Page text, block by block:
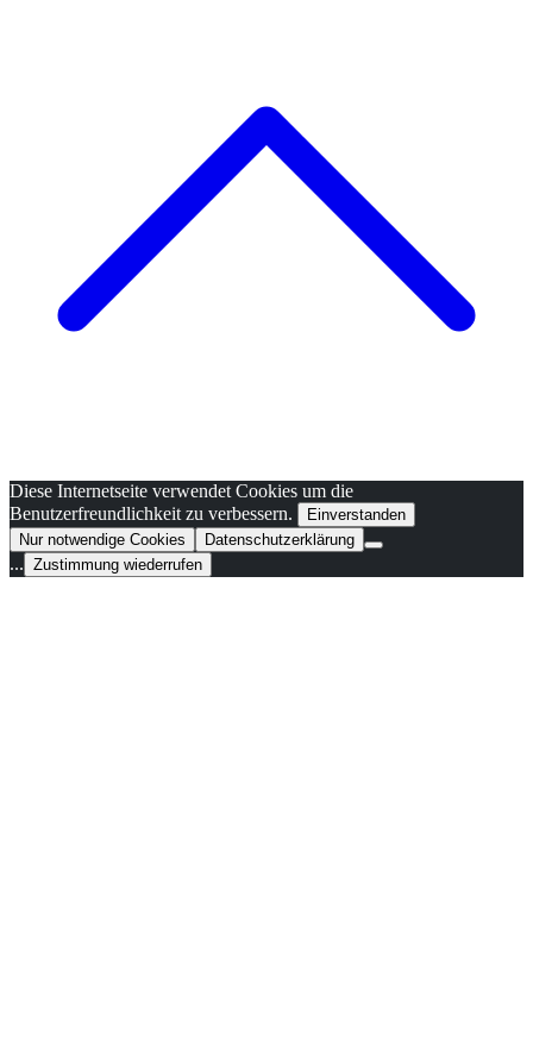
Diese Internetseite verwendet Cookies um die
Benutzerfreundlichkeit zu verbessern.
Einverstanden
Nur notwendige Cookies
Datenschutzerklärung
... Zustimmung wiederrufen